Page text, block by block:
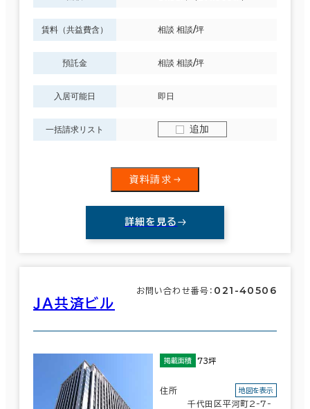
賃料（共益費含） 相談 相談/坪
預託金 相談 相談/坪
入居可能日 即日
一括請求リスト 追加
資料請求
詳細を見る
ＪＡ共済ビル
お問い合わせ番号： 021-40506
掲載面積 73坪
住所
千代田区平河町2-7-
地図を表示